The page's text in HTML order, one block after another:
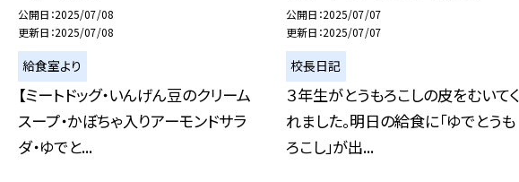
公開日 2025/07/08
更新日 2025/07/08
給食室より
【ミートドッグ・いんげん豆のクリーム
スープ・かぼちゃ入りアーモンドサラ
ダ・ゆでと...
公開日 2025/07/07
更新日 2025/07/07
校長日記
３年生がとうもろこしの皮をむいてく
れました。明日の給食に「ゆでとうも
ろこし」が出...